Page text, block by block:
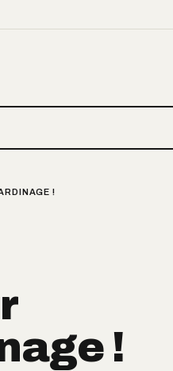
!
!